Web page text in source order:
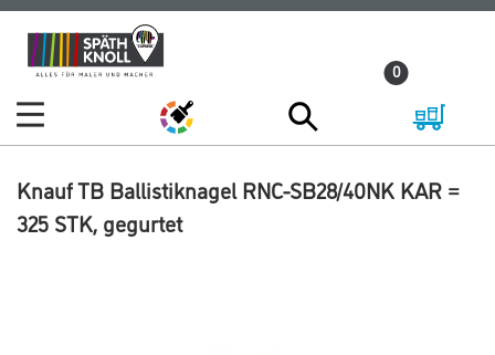
Zum
Inhalt
Zum
Navigationsmenü
0
Knauf TB Ballistiknagel RNC-SB28/40NK KAR =
325 STK, gegurtet